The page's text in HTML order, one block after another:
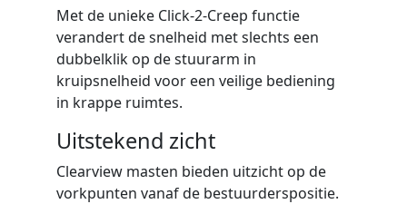
Met de unieke Click-2-Creep functie
verandert de snelheid met slechts een
dubbelklik op de stuurarm in
kruipsnelheid voor een veilige bediening
in krappe ruimtes.
Uitstekend zicht
Clearview masten bieden uitzicht op de
vorkpunten vanaf de bestuurderspositie.